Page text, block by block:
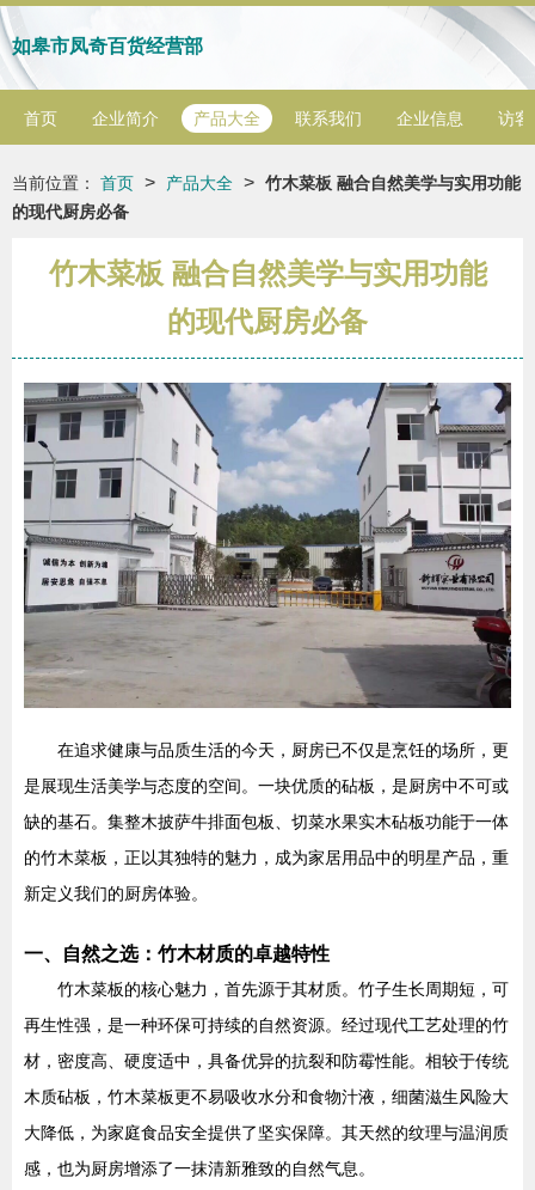
如皋市凤奇百货经营部
首页 企业简介 产品大全 联系我们 企业信息 访客
当前位置： 首页 > 产品大全 > 竹木菜板 融合自然美学与实用功能
的现代厨房必备
竹木菜板 融合自然美学与实用功能
的现代厨房必备
在追求健康与品质生活的今天，厨房已不仅是烹饪的场所，更
是展现生活美学与态度的空间。一块优质的砧板，是厨房中不可或
缺的基石。集整木披萨牛排面包板、切菜水果实木砧板功能于一体
的竹木菜板，正以其独特的魅力，成为家居用品中的明星产品，重
新定义我们的厨房体验。
一、自然之选：竹木材质的卓越特性
竹木菜板的核心魅力，首先源于其材质。竹子生长周期短，可
再生性强，是一种环保可持续的自然资源。经过现代工艺处理的竹
材，密度高、硬度适中，具备优异的抗裂和防霉性能。相较于传统
木质砧板，竹木菜板更不易吸收水分和食物汁液，细菌滋生风险大
大降低，为家庭食品安全提供了坚实保障。其天然的纹理与温润质
感，也为厨房增添了一抹清新雅致的自然气息。